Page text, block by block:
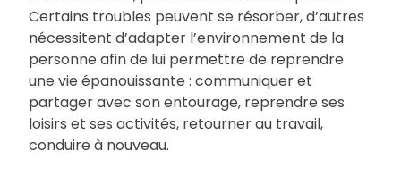
Certains troubles peuvent se résorber, d’autres
nécessitent d’adapter l’environnement de la
personne afin de lui permettre de reprendre
une vie épanouissante : communiquer et
partager avec son entourage, reprendre ses
loisirs et ses activités, retourner au travail,
conduire à nouveau.